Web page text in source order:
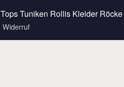
TopsTuniken Rollis Kleider Röcke
Widerruf